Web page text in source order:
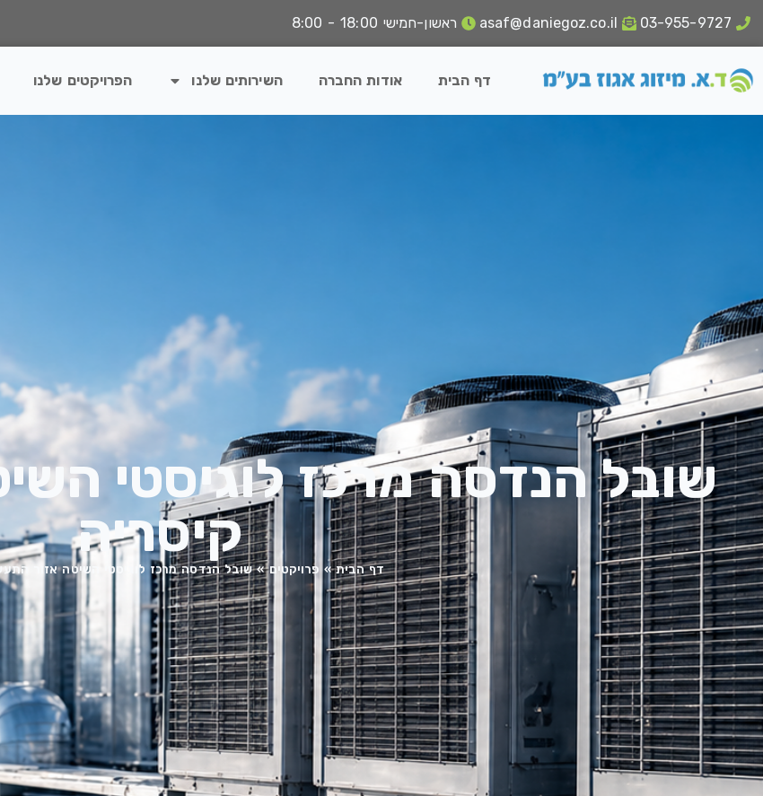
03-955-9727
asaf@daniegoz.co.il ראשון-חמישי 18:00 - 8:00
דף הבית אודות החברה השירותים שלנו הפרויקטים שלנו
שובל הנדסה מרכז לוגיסטי
קיסריה
דף הבית» פרויקטים»שובל הנדסה מרכז לוגיסטי השיטה אזור